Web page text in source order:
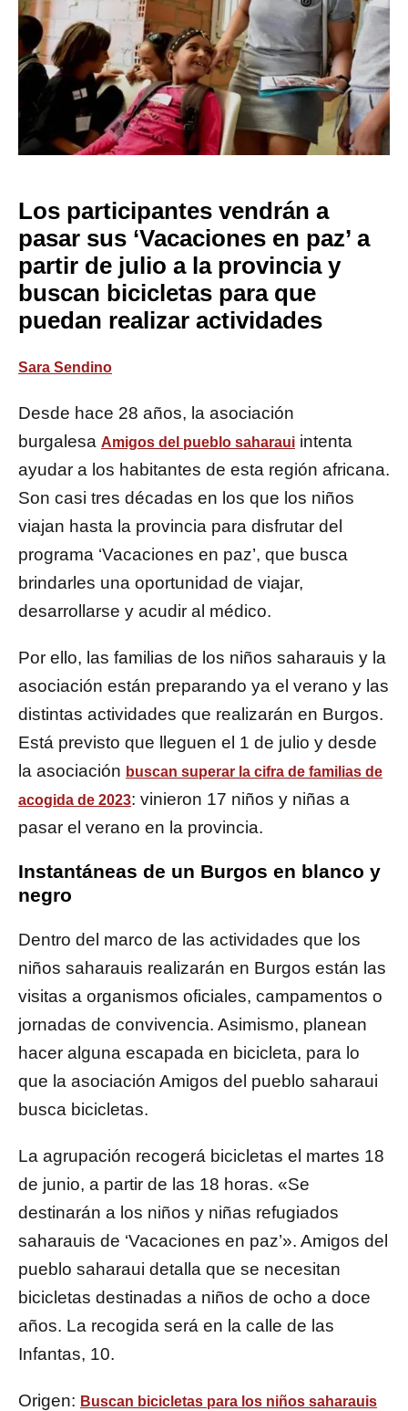
Los participantes vendrán a
pasar sus ‘Vacaciones en paz’ a
partir de julio a la provincia y
buscan bicicletas para que
puedan realizar actividades
Sara Sendino
Desde hace 28 años, la asociación
burgalesa Amigos del pueblo saharaui intenta
ayudar a los habitantes de esta región africana.
Son casi tres décadas en los que los niños
viajan hasta la provincia para disfrutar del
programa ‘Vacaciones en paz’, que busca
brindarles una oportunidad de viajar,
desarrollarse y acudir al médico.
Por ello, las familias de los niños saharauis y la
asociación están preparando ya el verano y las
distintas actividades que realizarán en Burgos.
Está previsto que lleguen el 1 de julio y desde
la asociación buscan superar la cifra de familias de
acogida de 2023: vinieron 17 niños y niñas a
pasar el verano en la provincia.
Instantáneas de un Burgos en blanco y
negro
Dentro del marco de las actividades que los
niños saharauis realizarán en Burgos están las
visitas a organismos oficiales, campamentos o
jornadas de convivencia. Asimismo, planean
hacer alguna escapada en bicicleta, para lo
que la asociación Amigos del pueblo saharaui
busca bicicletas.
La agrupación recogerá bicicletas el martes 18
de junio, a partir de las 18 horas. «Se
destinarán a los niños y niñas refugiados
saharauis de ‘Vacaciones en paz’». Amigos del
pueblo saharaui detalla que se necesitan
bicicletas destinadas a niños de ocho a doce
años. La recogida será en la calle de las
Infantas, 10.
Origen: Buscan bicicletas para los niños saharauis